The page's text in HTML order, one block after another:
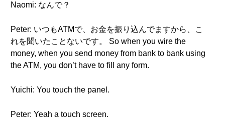
Naomi: なんで？
Peter: いつもATMで、お金を振り込んでますから、こ
れを聞いたことないです。 So when you wire the
money, when you send money from bank to bank using
the ATM, you don’t have to fill any form.
Yuichi: You touch the panel.
Peter: Yeah a touch screen.